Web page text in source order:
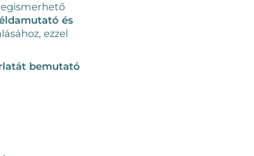
és
ezzel
bemutató